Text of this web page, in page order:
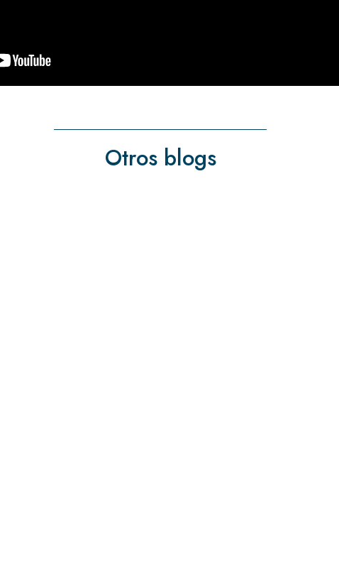
Otros blogs